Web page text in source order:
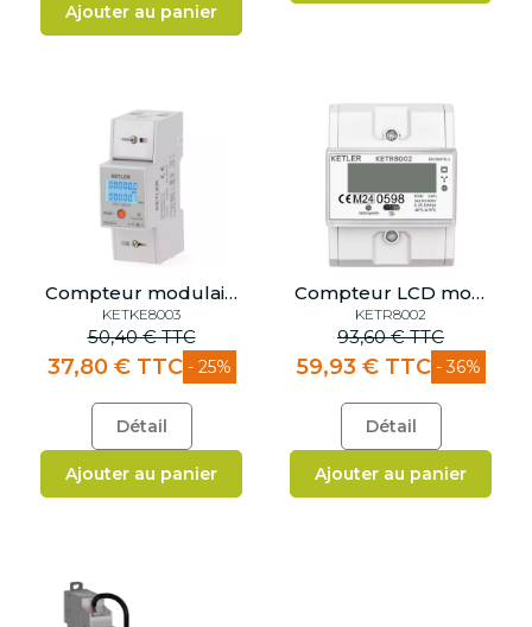
Ajouter au panier
Compteur modulaire monophasé 80A
KETKE8003
50,40 € TTC
37,80 € TTC - 25%
Détail
Ajouter au panier
Compteur LCD modulaire tétra 80A certifié MID
KETR8002
93,60 € TTC
59,93 € TTC - 36%
Détail
Ajouter au panier